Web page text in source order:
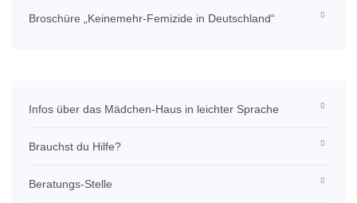
Broschüre „Keinemehr-Femizide in Deutschland“
Infos über das Mädchen-Haus in leichter Sprache
Brauchst du Hilfe?
Beratungs-Stelle